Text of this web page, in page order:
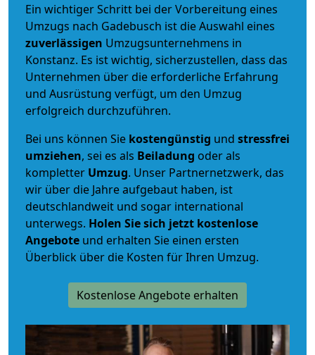
Ein wichtiger Schritt bei der Vorbereitung eines
Umzugs nach Gadebusch ist die Auswahl eines
zuverlässigen Umzugsunternehmens in
Konstanz. Es ist wichtig, sicherzustellen, dass das
Unternehmen über die erforderliche Erfahrung
und Ausrüstung verfügt, um den Umzug
erfolgreich durchzuführen.
Bei uns können Sie kostengünstig und stressfrei
umziehen, sei es als Beiladung oder als
kompletter Umzug. Unser Partnernetzwerk, das
wir über die Jahre aufgebaut haben, ist
deutschlandweit und sogar international
unterwegs. Holen Sie sich jetzt kostenlose
Angebote und erhalten Sie einen ersten
Überblick über die Kosten für Ihren Umzug.
Kostenlose Angebote erhalten